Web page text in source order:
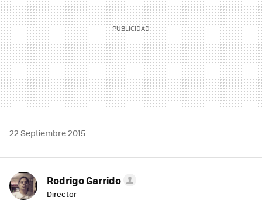
22 Septiembre 2015
Rodrigo Garrido
Director